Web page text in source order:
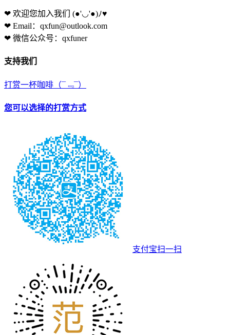
❤ 欢迎您加入我们 (●'◡'●)ﾉ♥
❤ Email：qxfun@outlook.com
❤ 微信公众号：qxfuner
支持我们
打赏一杯咖啡 （¯﹃¯）
您可以选择的打赏方式
支付宝扫一扫